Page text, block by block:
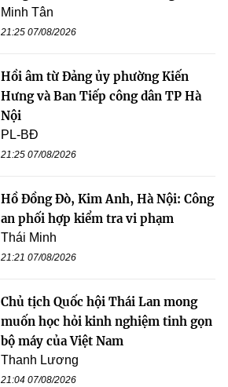
Minh Tân
21:25 07/08/2026
Hồi âm từ Đảng ủy phường Kiến
Hưng và Ban Tiếp công dân TP Hà
Nội
PL-BĐ
21:25 07/08/2026
Hồ Đồng Đò, Kim Anh, Hà Nội: Công
an phối hợp kiểm tra vi phạm
Thái Minh
21:21 07/08/2026
Chủ tịch Quốc hội Thái Lan mong
muốn học hỏi kinh nghiệm tinh gọn
bộ máy của Việt Nam
Thanh Lương
21:04 07/08/2026